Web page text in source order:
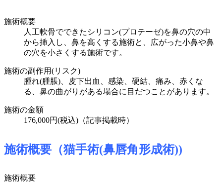
施術概要
人工軟骨でできたシリコン(プロテーゼ)を鼻の穴の中
から挿入し、鼻を高くする施術と、広がった小鼻や鼻
の穴を小さくする施術です。
施術の副作用(リスク)
腫れ(腫脹)、皮下出血、感染、硬結、痛み、赤くな
る、鼻の曲がりがある場合に目だつことがあります。
施術の金額
176,000円(税込)（記事掲載時）
施術概要（猫手術(鼻唇角形成術))
施術概要